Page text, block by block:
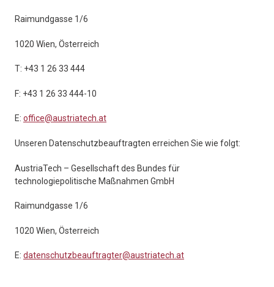
Raimundgasse 1/6
1020 Wien, Österreich
T: +43 1 26 33 444
F: +43 1 26 33 444-10
E: office@austriatech.at
Unseren Datenschutzbeauftragten erreichen Sie wie folgt:
AustriaTech – Gesellschaft des Bundes für
technologiepolitische Maßnahmen GmbH
Raimundgasse 1/6
1020 Wien, Österreich
E: datenschutzbeauftragter@austriatech.at